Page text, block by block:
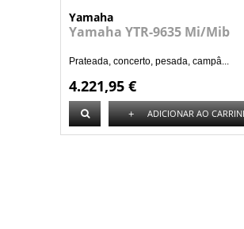
Yamaha
Yamaha YTR-9635 Mi/Mib
Prateada, concerto, pesada, campâ...
4.221,95 €
+ ADICIONAR AO